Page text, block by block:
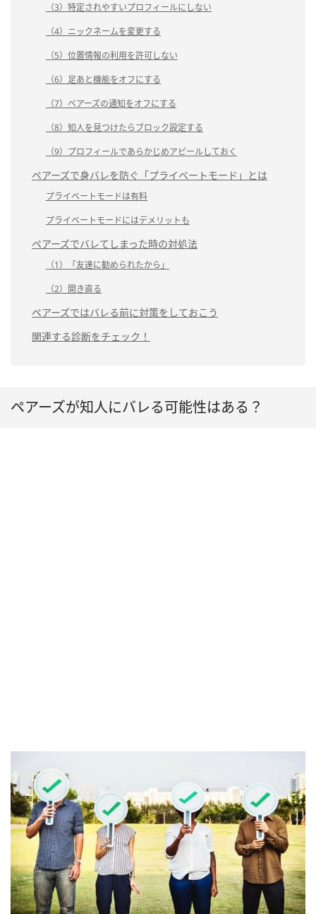
（3）特定されやすいプロフィールにしない
（4）ニックネームを変更する
（5）位置情報の利用を許可しない
（6）足あと機能をオフにする
（7）ペアーズの通知をオフにする
（8）知人を見つけたらブロック設定する
（9）プロフィールであらかじめアピールしておく
ペアーズで身バレを防ぐ「プライベートモード」とは
プライベートモードは有料
プライベートモードにはデメリットも
ペアーズでバレてしまった時の対処法
（1）「友達に勧められたから」
（2）開き直る
ペアーズではバレる前に対策をしておこう
関連する診断をチェック！
ペアーズが知人にバレる可能性はある？